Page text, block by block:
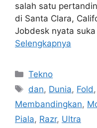
salah satu
di Santa Clara,
Jobdesk nyata
Selengkapnya
Kategori
Tekno
Tag
dan, Dunia, Fold ,
Membandingkan,
Piala, Razr, Ultra